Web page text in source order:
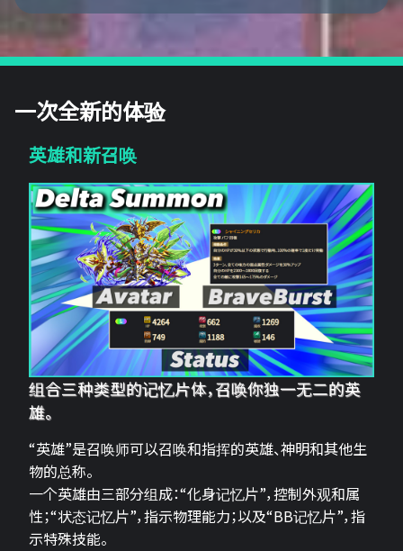
一次全新的体验
英雄和新召唤
组合三种类型的记忆片体，召唤你独一无二的英
雄。
“英雄”是召唤师可以召唤和指挥的英雄、神明和其他生
物的总称。
一个英雄由三部分组成：“化身记忆片”，控制外观和属
性；“状态记忆片”，指示物理能力；以及“BB记忆片”，指
示特殊技能。